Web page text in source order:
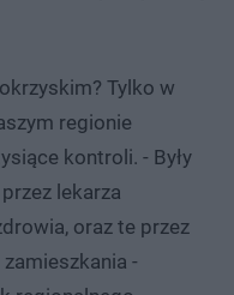
Tylko w
regionie
kontroli. - Były
lekarza
oraz te przez
-